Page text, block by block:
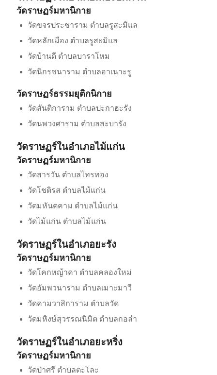
วัดราษฏร์มหานิกาย
วัดขจรประชาราม ตำบลรูสะมิแล
วัดหลักเมือง ตำบลรูสะมิแล
วัดบ้านดี ตำบลบาราโหม
วัดนิกรชนาราม ตำบลอาเนาะรู
วัดราษฏร์ธรรมยุติกนิกาย
วัดสันติการาม ตำบลปะกาฮะรัง
วัดนพวงศาราม ตำบลสะบารัง
วัดราษฏร์ในอำเภอไม้แก่น
วัดราษฏร์มหานิกาย
วัดสารวัน ตำบลไทรทอง
วัดโชติรส ตำบลไม้แก่น
วัดมหันตคาม ตำบลไม้แก่น
วัดไม้แก่น ตำบลไม้แก่น
วัดราษฏร์ในอำเภอยะรัง
วัดราษฏร์มหานิกาย
วัดโคกหญ้าคา ตำบลคลองใหม่
วัดอัมพวนาราม ตำบลเมาะมาวี
วัดคามวาสิการาม ตำบลวัด
วัดมหิงษ์สุวรรณนิมิต ตำบลกอลำ
วัดราษฏร์ในอำเภอยะหริ่ง
วัดราษฏร์มหานิกาย
วัดป่าศรี ตำบลตะโละ